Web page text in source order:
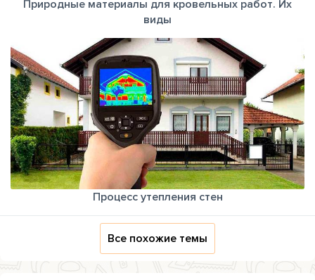
Природные материалы для кровельных работ. Их
виды
Процесс утепления стен
Все похожие темы